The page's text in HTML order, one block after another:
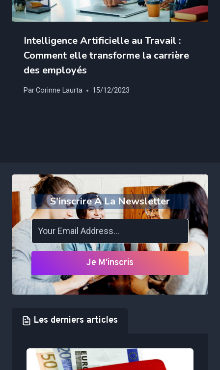
Intelligence Artificielle au Travail :
Comment elle transforme la carrière
des employés
ParCorinne Laurta 15/12/2023
S'inscrire À La Newsletter
Je M'inscris
Les derniers articles